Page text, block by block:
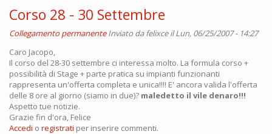
Corso 28 - 30 Settembre
Collegamento permanente Inviato dafelixceil Lun, 06/25/2007 - 14:27
Caro Jacopo,
Il corso del 28-30 settembre ci interessa molto. La formula corso +
possibilità di Stage + parte pratica su impianti funzionanti
rappresenta un'offerta completa e unica!!!! E' ancora valida l'offerta
delle 8 ore al giorno (siamo in due)? maledetto il vile denaro!!!
Aspetto tue notizie.
Grazie fin d'ora, Felice
Accedi o registrati per inserire commenti.